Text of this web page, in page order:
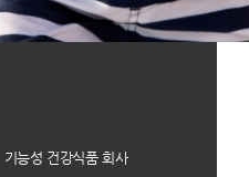
기능성 건강식품 회사